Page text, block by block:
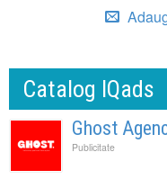
Catalog IQads
Ghost
Publicitate